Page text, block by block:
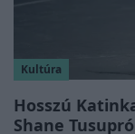
Kultúra
Hosszú
Shane